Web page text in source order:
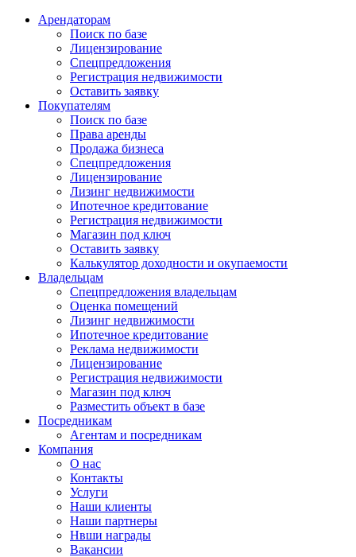
Арендаторам
Поиск по базе
Лицензирование
Спецпредложения
Регистрация недвижимости
Оставить заявку
Покупателям
Поиск по базе
Права аренды
Продажа бизнеса
Спецпредложения
Лицензирование
Лизинг недвижимости
Ипотечное кредитование
Регистрация недвижимости
Магазин под ключ
Оставить заявку
Калькулятор доходности и окупаемости
Владельцам
Спецпредложения владельцам
Оценка помещений
Лизинг недвижимости
Ипотечное кредитование
Реклама недвижимости
Лицензирование
Регистрация недвижимости
Магазин под ключ
Разместить объект в базе
Посредникам
Агентам и посредникам
Компания
О нас
Контакты
Услуги
Наши клиенты
Наши партнеры
Нвши награды
Вакансии